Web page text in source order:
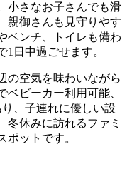
小さなお子さんでも滑
親御さんも見守りやす
ベンチ、トイレも備わ
日中過ごせます。
の空気を味わいながら
ビーカー利用可能、
、子連れに優しい設
冬休みに訪れるファミ
ポットです。